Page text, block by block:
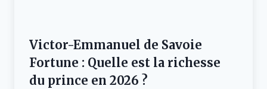
Victor-Emmanuel de Savoie
Fortune : Quelle est la richesse
du prince en 2026 ?